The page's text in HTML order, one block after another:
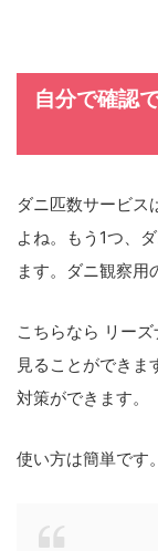
自分で確認
ダニ匹数サービス
よね。もう1つ、
ます。ダニ観察用
こちらなら リー
見ることができま
対策ができます。
使い方は簡単です。